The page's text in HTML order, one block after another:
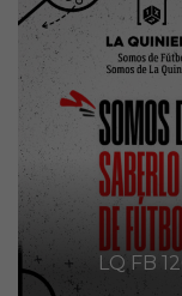
LQ FB